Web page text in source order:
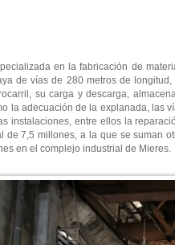
en la fabricación de
de vías de 280 metros de
su carga y descarga,
la adecuación de la explanada, las
instalaciones, entre ellos la
de 7,5 millones, a la que se suman
en el complejo industrial de Mieres.